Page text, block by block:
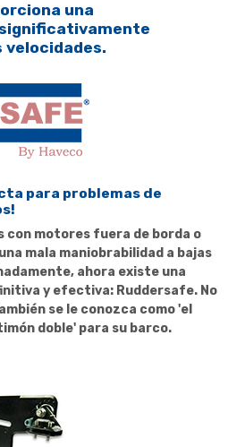
una
velocidades.
para problemas de
con motores fuera de borda o
mala maniobrabilidad a bajas
ahora existe una
y efectiva: Ruddersafe. No
se le conozca como 'el
doble' para su barco.